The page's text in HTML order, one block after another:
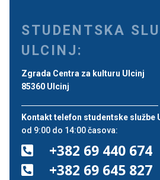
STUDENTSKA
ULCINJ:
Zgrada Centra za kulturu Ulcinj
85360 Ulcinj
Kontakt telefon studentske službe
od 9:00 do 14:00 časova:
 +382 69 440 674
 +382 69 645 827